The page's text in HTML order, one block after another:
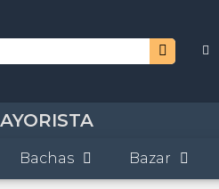
Bachas Bazar